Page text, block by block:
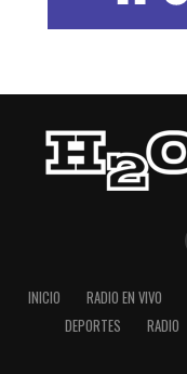
INICIO RADIO EN VIVO
DEPORTES
RADIO